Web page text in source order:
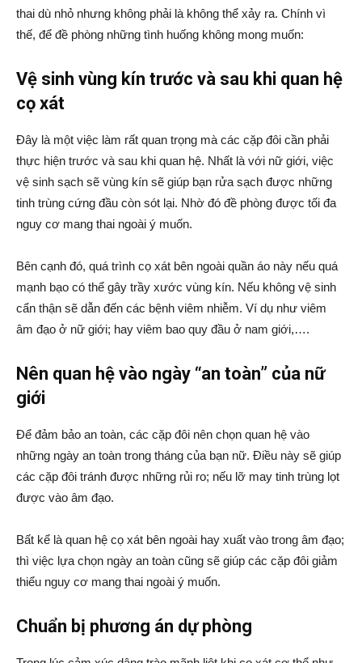
thai dù nhỏ nhưng không phải là không thể xảy ra. Chính vì
thế, để đề phòng những tình huống không mong muốn:
Vệ sinh vùng kín trước và sau khi quan hệ
cọ xát
Đây là một việc làm rất quan trọng mà các cặp đôi cần phải
thực hiện trước và sau khi quan hệ. Nhất là với nữ giới, việc
vệ sinh sạch sẽ vùng kín sẽ giúp bạn rửa sạch được những
tinh trùng cứng đầu còn sót lại. Nhờ đó đề phòng được tối đa
nguy cơ mang thai ngoài ý muốn.
Bên cạnh đó, quá trình cọ xát bên ngoài quần áo này nếu quá
mạnh bạo có thể gây trầy xước vùng kín. Nếu không vệ sinh
cẩn thận sẽ dẫn đến các bệnh viêm nhiễm. Ví dụ như viêm
âm đạo ở nữ giới; hay viêm bao quy đầu ở nam giới,….
Nên quan hệ vào ngày “an toàn” của nữ
giới
Để đảm bảo an toàn, các cặp đôi nên chọn quan hệ vào
những ngày an toàn trong tháng của bạn nữ. Điều này sẽ giúp
các cặp đôi tránh được những rủi ro; nếu lỡ may tinh trùng lọt
được vào âm đạo.
Bất kể là quan hệ cọ xát bên ngoài hay xuất vào trong âm đạo;
thì việc lựa chọn ngày an toàn cũng sẽ giúp các cặp đôi giảm
thiểu nguy cơ mang thai ngoài ý muốn.
Chuẩn bị phương án dự phòng